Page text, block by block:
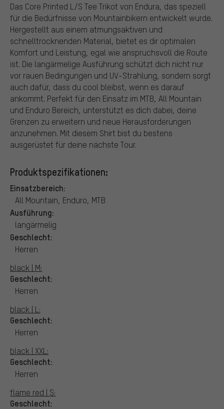
Das Core Printed L/S Tee Trikot von Endura, das speziell
für die Bedürfnisse von Mountainbikern entwickelt wurde.
Hergestellt aus einem atmungsaktiven und
schnelltrocknenden Material, bietet es dir optimalen
Komfort und Leistung, egal wie anspruchsvoll die Route
ist. Die langärmelige Ausführung schützt dich nicht nur
vor rauen Bedingungen und UV-Strahlung, sondern sorgt
auch dafür, dass du cool bleibst, wenn es darauf
ankommt. Perfekt für den Einsatz im MTB, All Mountain
und Enduro Bereich, unterstützt es dich dabei, deine
Grenzen zu erweitern und neue Herausforderungen
anzunehmen. Mit diesem Shirt bist du bestens
ausgerüstet für deine nächste Tour.
Produktspezifikationen:
Einsatzbereich:
All Mountain, Enduro, MTB
Ausführung:
langärmelig
Geschlecht:
Herren
black | M:
Geschlecht:
Herren
black | L:
Geschlecht:
Herren
black | XXL:
Geschlecht:
Herren
flame red | S:
Geschlecht: